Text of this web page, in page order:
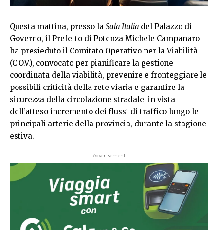
Questa mattina, presso la Sala Italia del Palazzo di
Governo, il Prefetto di Potenza Michele Campanaro
ha presieduto il Comitato Operativo per la Viabilità
(C.O.V.), convocato per pianificare la gestione
coordinata della viabilità, prevenire e fronteggiare le
possibili criticità della rete viaria e garantire la
sicurezza della circolazione stradale, in vista
dell’atteso incremento dei flussi di traffico lungo le
principali arterie della provincia, durante la stagione
estiva.
- Advertisement -